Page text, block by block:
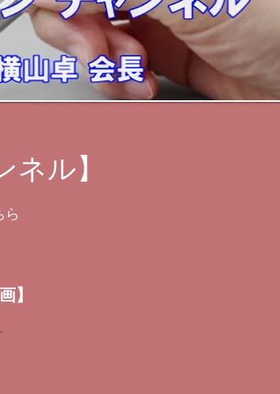
ネル】
ら
】